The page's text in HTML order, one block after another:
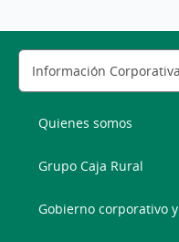
Quienes somos
Grupo Caja Rural
Gobierno corporativo